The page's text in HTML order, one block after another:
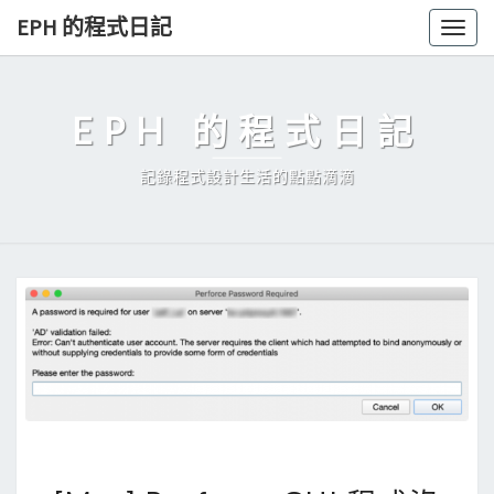
Skip
EPH 的程式日記
EPH 的程式日記
記錄程式設計生活的點點滴滴